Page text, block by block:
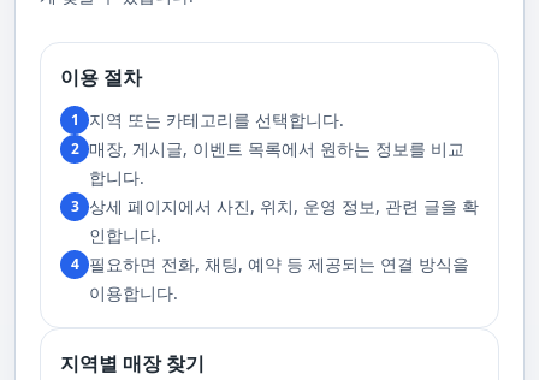
서비스를 경험하실 수 있습니다. 마지막으로 부산 일본인 홈케어 서비스를
이용하시기 전에, 아래 주의사항을 상세히 확인하시고 예약을 진행해 주시
기 바랍니다. 부경샵 서비스에 대한 높은 수요를 감안하여, 이용 요건을 간
소화하여 필수적인 사항으로 명시했습니다. 이 가이드라인을 따르시면, 서
비스 이용 중 문제가 발생하지 않을 것입니다. 특히, 과도한 알코올 섭취로
인해 만취 상태에서는 서비스 이용에 제한을 두고 있음을 명확히 합니다. 이
러한 상태에서는 다음 기회에 이용해 주시길 부탁드립니다. 서비스 도착 시
원활한 의사소통이 이루어질 수 있도록, 저희와의 연락이 반드시 가능해야
합니다. 이에 공중전화 사용이나 발신 번호 표시 제한으로의 통화는 받지 않
고 있습니다. 또한, 자주 발생하는 예약 취소나 무단으로 예약을 취소할 경
우, 향후 서비스 예약에 제약이 생길 수 있음을 알려드립니다. 시간을 효율적
으로 사용하며, 합리적인 가격으로 부경샵만의 특별한 경험을 하실 수 있습
적인 영향을 줍니다.부경샵 앱을 통해 부산 남포동 지역의 고객들은 이러한
춤형 서비스를 즐길 수 있습니다.출장마사지는 부경샵 ↓↓↓ 클릭
https://bkshop.kr/더욱 새로워진 출장마사지 뉴부경샵↓↓↓ 클릭
https://newbkshop.com/출장마사지 부경샵앱 다운로드↓↓↓ 클릭
https://play.google.com/store/apps/details?
이용 절차
1 지역 또는 카테고리를 선택합니다.
2 매장, 게시글, 이벤트 목록에서 원하는 정보를 비교
합니다.
3 상세 페이지에서 사진, 위치, 운영 정보, 관련 글을 확
인합니다.
4 필요하면 전화, 채팅, 예약 등 제공되는 연결 방식을
이용합니다.
지역별 매장 찾기